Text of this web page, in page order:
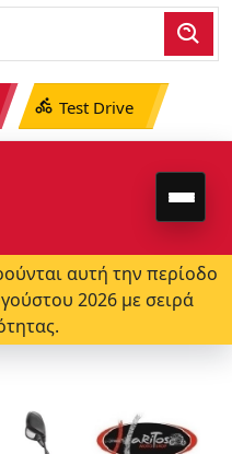
Test Drive
αυτή την περίοδο
2026 με σειρά